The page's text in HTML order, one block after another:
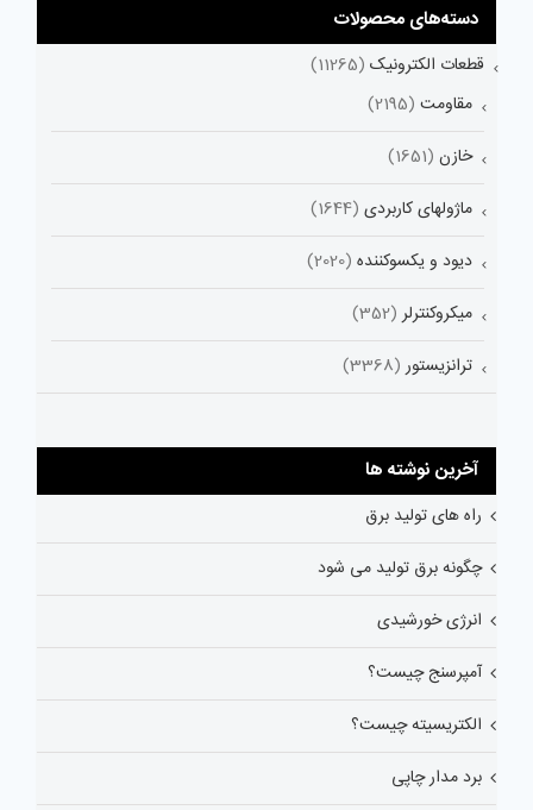
دسته‌های محصولات
قطعات الکترونیک (11265)
مقاومت (2195)
خازن (1651)
ماژولهای کاربردی (1644)
دیود و یکسوکننده (2020)
میکروکنترلر (352)
ترانزیستور (3368)
آخرین نوشته ها
راه های تولید برق
چگونه برق تولید می شود
انرژی خورشیدی
آمپرسنج چیست؟
الکتریسیته چیست؟
برد مدار چاپی